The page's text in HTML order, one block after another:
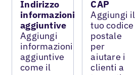
Indirizzo
informazioni
aggiuntive
Aggiungi
informazioni
aggiuntive
come il
CAP
Aggiungi il
tuo codice
postale
per
aiutare i
clienti a